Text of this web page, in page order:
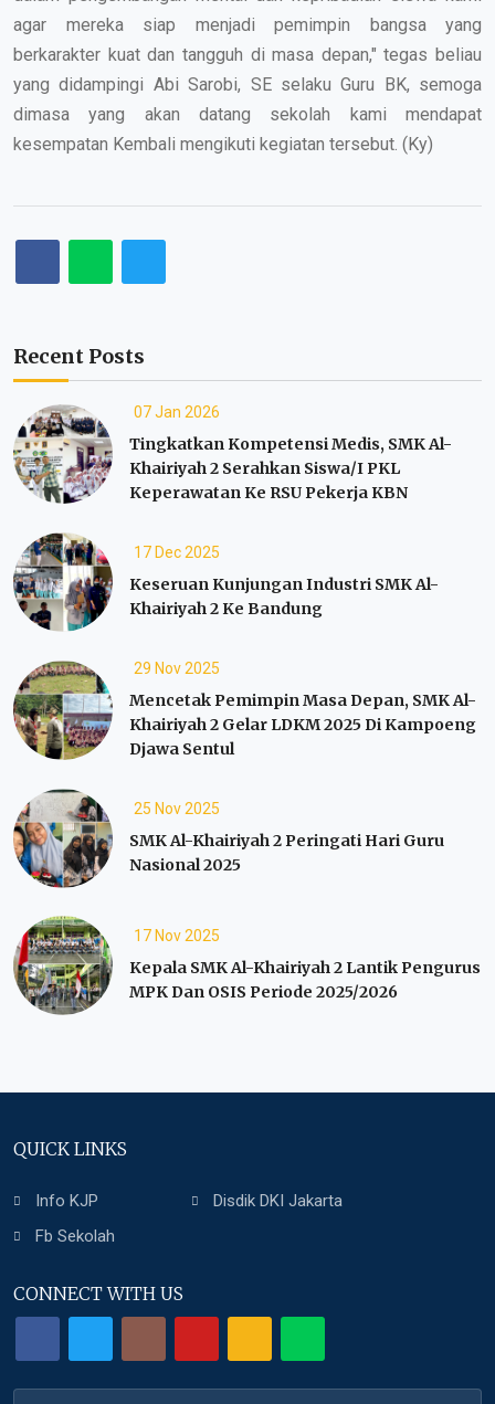
agar mereka siap menjadi pemimpin bangsa yang
berkarakter kuat dan tangguh di masa depan," tegas beliau
yang didampingi Abi Sarobi, SE selaku Guru BK, semoga
dimasa yang akan datang sekolah kami mendapat
kesempatan Kembali mengikuti kegiatan tersebut. (Ky)
Recent Posts
07 Jan 2026
Tingkatkan Kompetensi Medis, SMK Al-
Khairiyah 2 Serahkan Siswa/I PKL
Keperawatan Ke RSU Pekerja KBN
17 Dec 2025
Keseruan Kunjungan Industri SMK Al-
Khairiyah 2 Ke Bandung
29 Nov 2025
Mencetak Pemimpin Masa Depan, SMK Al-
Khairiyah 2 Gelar LDKM 2025 Di Kampoeng
Djawa Sentul
25 Nov 2025
SMK Al-Khairiyah 2 Peringati Hari Guru
Nasional 2025
17 Nov 2025
Kepala SMK Al-Khairiyah 2 Lantik Pengurus
MPK Dan OSIS Periode 2025/2026
QUICK LINKS
Info KJP
Disdik DKI Jakarta
Fb Sekolah
CONNECT WITH US